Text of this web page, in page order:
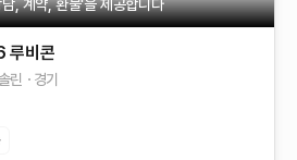
, 계약, 환불'을 제공합니다
루비콘
린 경기